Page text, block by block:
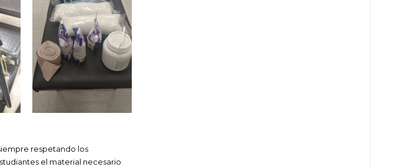
respetando los
el material necesario